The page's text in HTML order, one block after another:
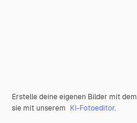
Erstelle deine eigenen Bilder mit dem
sie mit unserem KI-Fotoeditor.